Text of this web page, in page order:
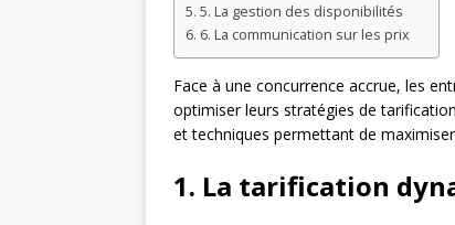
5. La gestion des disponibilités
6. La communication sur les prix
Face à une concurrence accrue, les
optimiser leurs stratégies de
et techniques permettant de
1. La tarification